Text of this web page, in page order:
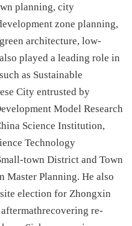
planning, city
zone planning,
architecture, low-
played a leading role in
as Sustainable
City entrusted by
Model Research
Science Institution,
Technology
town District and Town
Master Planning. He also
election for Zhongxin
re-